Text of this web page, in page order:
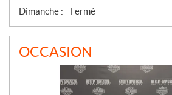
Dimanche :
Fermé
OCCASION